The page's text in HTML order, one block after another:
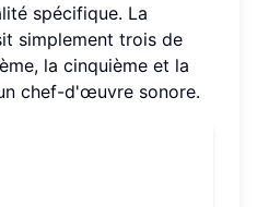
spécifique. La
simplement trois de
la cinquième et la
chef-d'œuvre sonore.